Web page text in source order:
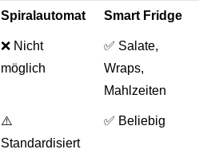
Spiralautomat Smart Fridge
❌ Nicht
möglich
✅ Salate,
Wraps,
Mahlzeiten
⚠️
Standardisiert
✅ Beliebig